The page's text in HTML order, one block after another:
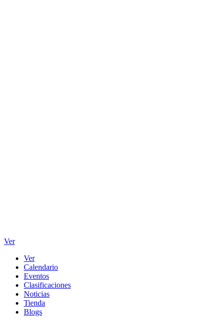
Ver
Ver
Calendario
Eventos
Clasificaciones
Noticias
Tienda
Blogs